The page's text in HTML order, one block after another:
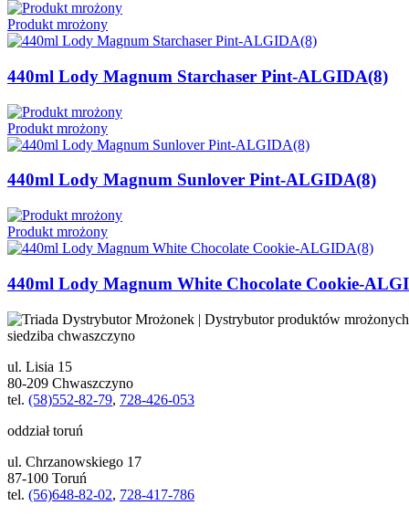
Produkt mrożony
440ml Lody Magnum Starchaser Pint-ALGIDA(8)
Produkt mrożony
440ml Lody Magnum Sunlover Pint-ALGIDA(8)
Produkt mrożony
440ml Lody Magnum White Chocolate Cookie-
siedziba chwaszczyno
ul. Lisia 15
80-209 Chwaszczyno
tel. (58)552-82-79, 728-426-053
oddział toruń
ul. Chrzanowskiego 17
87-100 Toruń
tel. (56)648-82-02, 728-417-786